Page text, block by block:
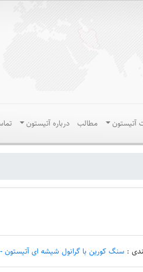
آتیستون مطالب درباره آتیستون
: سنگ کورین با گرانول شیشه ای آتیستون - Tempest Light (کد AT)